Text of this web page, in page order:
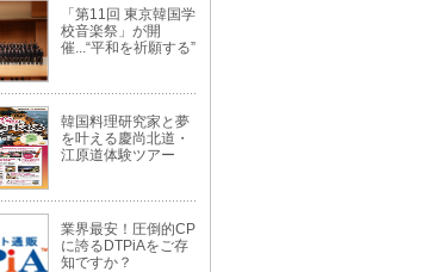
「第11回 東京韓国学
校音楽祭」が開
催...“平和を祈願する”
韓国料理研究家と夢
を叶える慶尚北道・
江原道体験ツアー
業界最安！圧倒的CP
に誇るDTPiAをご存
知ですか？